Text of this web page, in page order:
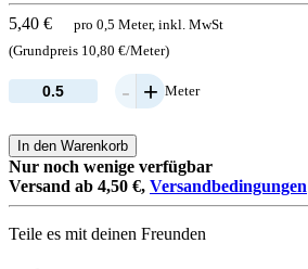
5,40 €
pro 0,5 Meter, inkl. MwSt
(Grundpreis 10,80 €/Meter)
- + Meter
In den Warenkorb
Nur noch wenige verfügbar
Versand ab 4,50 €, Versandbedingungen
Teile es mit deinen Freunden